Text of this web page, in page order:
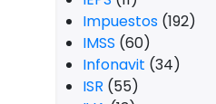
Impuestos (192)
IMSS (60)
Infonavit (34)
ISR (55)